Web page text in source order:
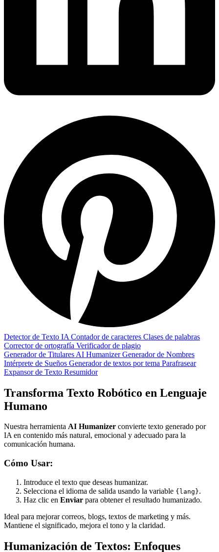
Detector de Texto IA Contador de caracteres Clases de palabras
Corrector de ortografía Verificador de plagio
Generador de Titulares AI HumanizerGenerador de Nombres
Intérprete de Sueños Generador de textos por tema Parafrasear
Expansor de Texto Resumidor
Transforma Texto Robótico en Lenguaje
Humano
Nuestra herramienta AI Humanizer convierte texto generado por
IA en contenido más natural, emocional y adecuado para la
comunicación humana.
Cómo Usar:
Introduce el texto que deseas humanizar.
Selecciona el idioma de salida usando la variable {lang}.
Haz clic en Enviar para obtener el resultado humanizado.
Ideal para mejorar correos, blogs, textos de marketing y más.
Mantiene el significado, mejora el tono y la claridad.
Humanización de Textos: Enfoques